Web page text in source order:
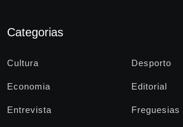
Categorias
Cultura Desporto
Economia Editorial
Entrevista Freguesias